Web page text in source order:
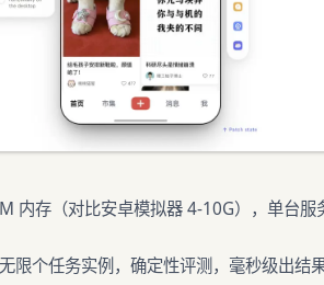
内存（对比安卓模拟器 4-10G），单台
限个任务实例，确定性评测，毫秒级出结